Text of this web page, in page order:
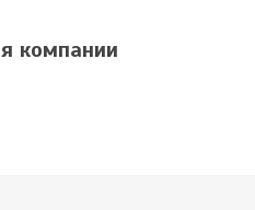
компании